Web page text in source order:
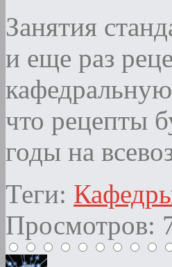
Занятия
и еще раз
что рецепты
годы на
Теги:
Просмотров: